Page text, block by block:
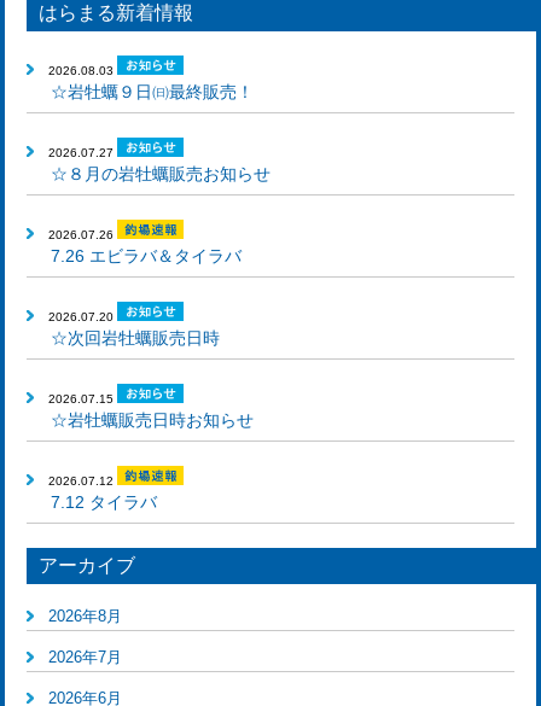
はらまる新着情報
2026.08.03
☆岩牡蠣９日㈰最終販売！
2026.07.27
☆８月の岩牡蠣販売お知らせ
2026.07.26
7.26 エビラバ＆タイラバ
2026.07.20
☆次回岩牡蠣販売日時
2026.07.15
☆岩牡蠣販売日時お知らせ
2026.07.12
7.12 タイラバ
アーカイブ
2026年8月
2026年7月
2026年6月